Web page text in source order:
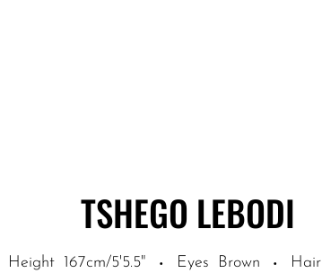
TSHEGO LEBODI
Height 167cm/5'5.5" · Eyes Brown · Hair